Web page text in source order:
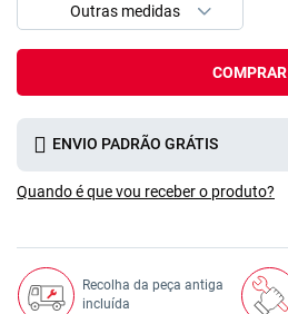
COMPRAR
ENVIO PADRÃO GRÁTIS
Quando é que vou receber o produto?
Recolha da peça antiga
incluída